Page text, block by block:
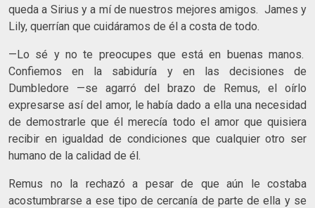
queda a Sirius y a mí de nuestros mejores amigos. James y
Lily, querrían que cuidáramos de él a costa de todo.
—Lo sé y no te preocupes que está en buenas manos.
Confiemos en la sabiduría y en las decisiones de
Dumbledore —se agarró del brazo de Remus, el oírlo
expresarse así del amor, le había dado a ella una necesidad
de demostrarle que él merecía todo el amor que quisiera
recibir en igualdad de condiciones que cualquier otro ser
humano de la calidad de él.
Remus no la rechazó a pesar de que aún le costaba
acostumbrarse a ese tipo de cercanía de parte de ella y se